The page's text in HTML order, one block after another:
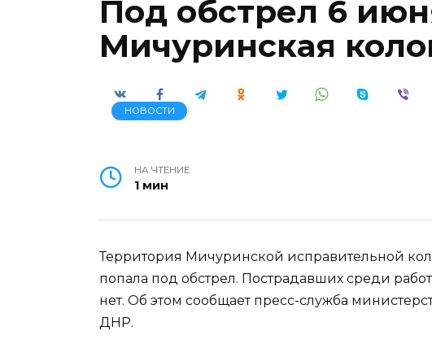
Под обстрел 6
Мичуринская
НОВОСТИ
НА ЧТЕНИЕ
1 мин
Территория Мичуринской исправительной
попала под обстрел. Пострадавших среди
нет. Об этом сообщает пресс-служба
ДНР.